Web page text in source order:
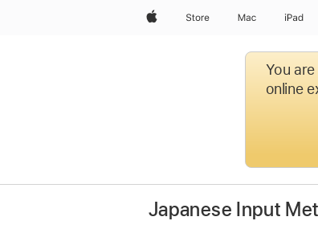
AppleStore Mac iPad
You
online
Japanese Input